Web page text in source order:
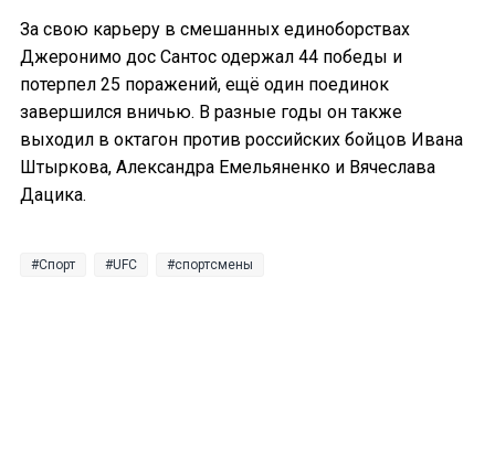
За свою карьеру в смешанных единоборствах
Джеронимо дос Сантос одержал 44 победы и
потерпел 25 поражений, ещё один поединок
завершился вничью. В разные годы он также
выходил в октагон против российских бойцов Ивана
Штыркова, Александра Емельяненко и Вячеслава
Дацика.
Спорт UFC спортсмены